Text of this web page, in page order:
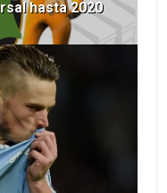
hasta 2020